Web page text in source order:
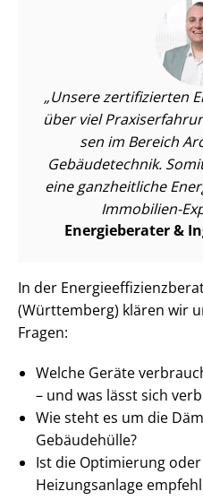
Unsere zertifizierten
über viel
sen im Bereich
Gebäudetechnik.
eine ganzheitliche
Immobilien-
Energieberater &
In der
(Württemberg) klären wir
Fragen:
Welche Geräte
– und was lässt sich
Wie steht es um die
Gebäudehülle?
Ist die Optimierung
Heizungsanlage